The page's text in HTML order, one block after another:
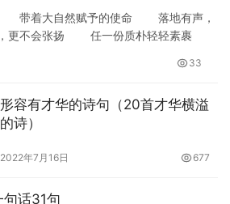
着大自然赋予的使命 落地有声，
更不会张扬 任一份质朴轻轻素裹
33
形容有才华的诗句（20首才华横溢
的诗）
2022年7月16日 677
话31句